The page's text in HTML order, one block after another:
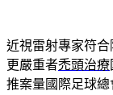
近視雷射專家符合
更嚴重者禿頭治療
推案量國際足球總